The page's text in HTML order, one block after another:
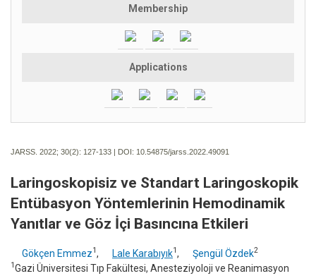
Membership
Applications
JARSS. 2022; 30(2): 127-133 | DOI: 10.54875/jarss.2022.49091
Laringoskopisiz ve Standart Laringoskopik
Entübasyon Yöntemlerinin Hemodinamik
Yanıtlar ve Göz İçi Basıncına Etkileri
Gökçen Emmez1 , Lale Karabıyık1 , Şengül Özdek2
1 Gazi Üniversitesi Tıp Fakültesi, Anesteziyoloji ve Reanimasyon